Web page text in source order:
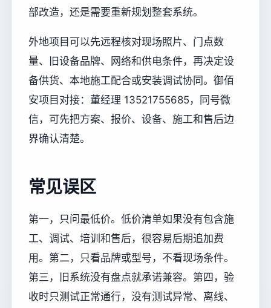
部改造，还是需要重新规划整套系统。
外地项目可以先远程核对现场照片、门点数
量、旧设备品牌、网络和供电条件，再决定设
备供货、本地施工配合或安装调试协同。御佰
安项目对接：董经理 13521755685，同号微
信，可先把方案、报价、设备、施工和售后边
界确认清楚。
常见误区
第一，只问最低价。低价清单如果没有包含施
工、调试、培训和售后，很容易后期追加费
用。第二，只看品牌或型号，不看现场条件。
第三，旧系统没有盘点就承诺兼容。第四，验
收时只测试正常通行，没有测试异常、离线、